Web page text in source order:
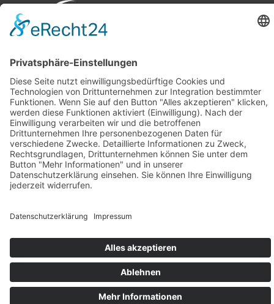
Therapie-
Team
Praxis Gefell
Schleizer Str.
49a
07926 Gefell
Praxis Naila
Dr.-Köhl-
Straße 2
95119 Naila
Impressum Datenschutz